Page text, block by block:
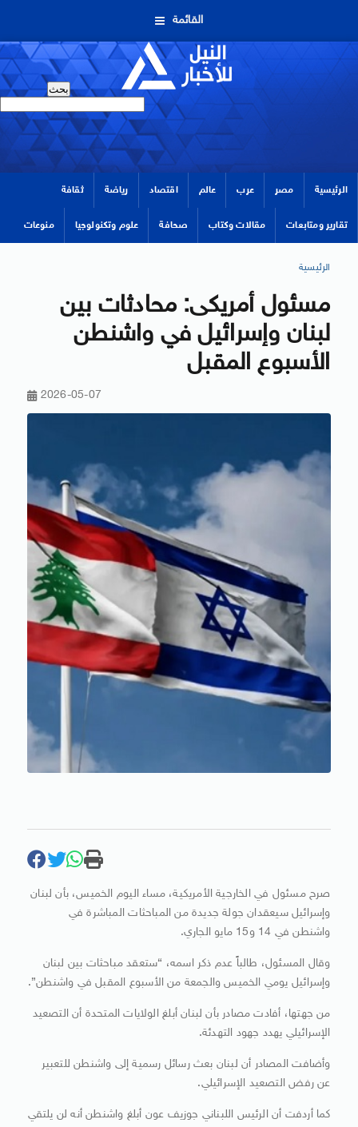
القائمة
الرئيسية مصر عرب عالم اقتصاد رياضة ثقافة
تقارير ومتابعات مقالات وكتاب صحافة علوم وتكنولوجيا منوعات
الرئيسية
مسئول أمريكى: محادثات بين
لبنان وإسرائيل في واشنطن
الأسبوع المقبل
2026-05-07
صرح مسئول في الخارجية الأمريكية، مساء اليوم الخميس، بأن لبنان
وإسرائيل سيعقدان جولة جديدة من المباحثات المباشرة في
واشنطن في 14 و15 مايو الجاري.
وقال المسئول، طالباً عدم ذكر اسمه، “ستعقد مباحثات بين لبنان
وإسرائيل يومي الخميس والجمعة من الأسبوع المقبل في واشنطن”.
من جهتها، أفادت مصادر بأن لبنان أبلغ الولايات المتحدة أن التصعيد
الإسرائيلي يهدد جهود التهدئة.
وأضافت المصادر أن لبنان بعث رسائل رسمية إلى واشنطن للتعبير
عن رفض التصعيد الإسرائيلي.
كما أردفت أن الرئيس اللبناني جوزيف عون أبلغ واشنطن أنه لن يلتقي